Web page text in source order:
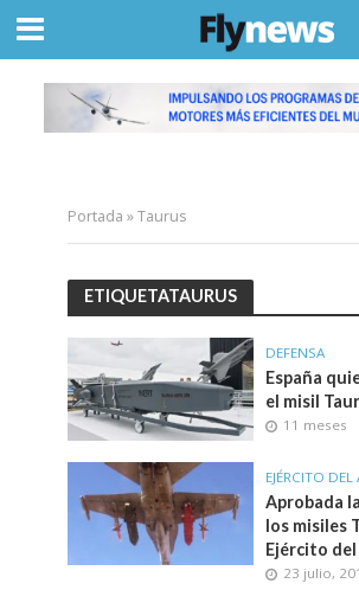
Portada »Taurus
ETIQUETATAURUS
DEFENSA
España
el misil
11 meses
EJÉRCITO DEL
Aprobada
los misiles
Ejército
23 julio,